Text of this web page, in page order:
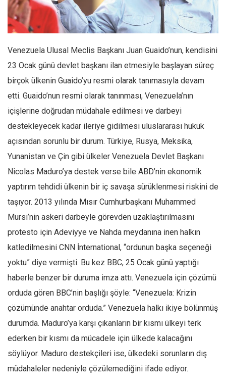
Facebook
Instagram
Editörden
Kemal Özer
Mahmut Toptaş
Yvonne Ridley
Barış Tarımcıoğlu
Ömer Kayani
Yusuf Armağan
Hasanali Yıldırım
Leyla Şerif Emin
Mehmet Ali Tekin
Abir E. Nahas
Amina S. Jenenkovic
Bağdagül Öz
Esra Elönü
» Yazar arşivi
Bu Sayı
Venezuela Ulusal Meclis Başkanı Juan Guaido’nun, kendisini
23 Ocak günü devlet başkanı ilan etmesiyle başlayan süreç
birçok ülkenin Guaido’yu resmi olarak tanımasıyla devam
etti. Guaido’nun resmi olarak tanınması, Venezuela’nın
içişlerine doğrudan müdahale edilmesi ve darbeyi
destekleyecek kadar ileriye gidilmesi uluslararası hukuk
açısından sorunlu bir durum. Türkiye, Rusya, Meksika,
Yunanistan ve Çin gibi ülkeler Venezuela Devlet Başkanı
Nicolas Maduro’ya destek verse bile ABD’nin ekonomik
yaptırım tehdidi ülkenin bir iç savaşa sürüklenmesi riskini de
taşıyor. 2013 yılında Mısır Cumhurbaşkanı Muhammed
Mursi’nin askeri darbeyle görevden uzaklaştırılmasını
protesto için Adeviyye ve Nahda meydanına inen halkın
katledilmesini CNN İnternational, “ordunun başka seçeneği
yoktu” diye vermişti. Bu kez BBC, 25 Ocak günü yaptığı
haberle benzer bir duruma imza attı. Venezuela için çözümü
orduda gören BBC’nin başlığı şöyle: “Venezuela: Krizin
çözümünde anahtar orduda.” Venezuela halkı ikiye bölünmüş
durumda. Maduro’ya karşı çıkanların bir kısmı ülkeyi terk
ederken bir kısmı da mücadele için ülkede kalacağını
söylüyor. Maduro destekçileri ise, ülkedeki sorunların dış
müdahaleler nedeniyle çözülemediğini ifade ediyor.